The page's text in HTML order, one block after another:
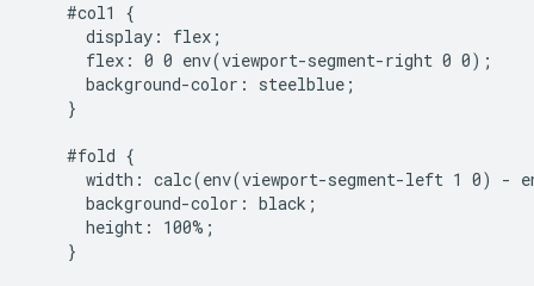
    #col1 {
      display: flex;
      flex: 0 0 env(viewport-segment-right 0 0);
      background-color: steelblue;
    }
    #fold {
width: calc(env(viewport-segment-left 1 0) -
      background-color: black;
      height: 100%;
    }